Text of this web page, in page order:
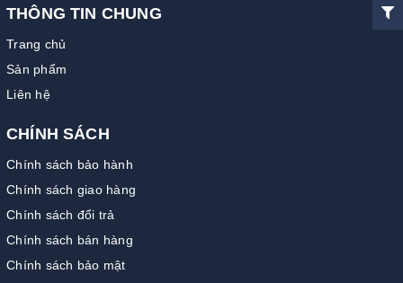
THÔNG TIN CHUNG
Trang chủ
Sản phẩm
Liên hệ
CHÍNH SÁCH
Chính sách bảo hành
Chính sách giao hàng
Chính sách đổi trả
Chính sách bán hàng
Chính sách bảo mật